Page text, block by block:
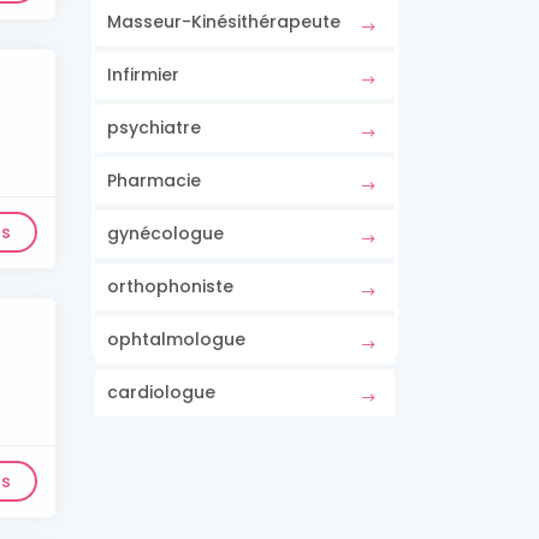
Masseur-Kinésithérapeute
Infirmier
psychiatre
Pharmacie
gynécologue
orthophoniste
ophtalmologue
cardiologue